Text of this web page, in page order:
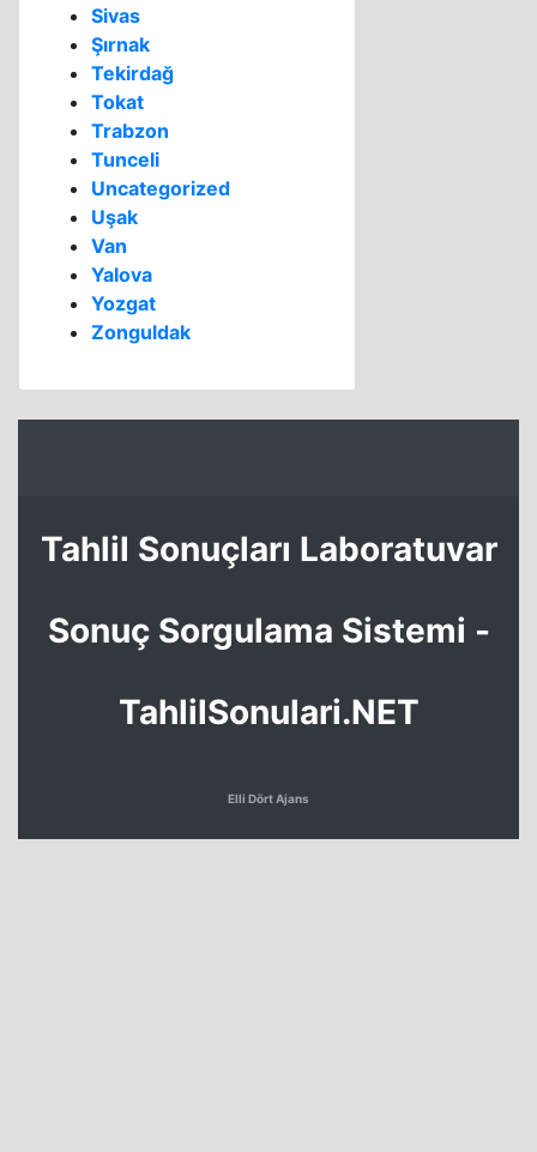
Sivas
Şırnak
Tekirdağ
Tokat
Trabzon
Tunceli
Uncategorized
Uşak
Van
Yalova
Yozgat
Zonguldak
Tahlil Sonuçları Laboratuvar
Sonuç Sorgulama Sistemi -
TahlilSonulari.NET
Elli Dört Ajans